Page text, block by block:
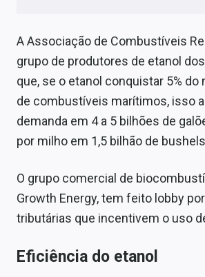
A Associação de Combustíveis
grupo de produtores de etanol
que, se o etanol conquistar 5% do
de combustíveis marítimos, isso
demanda em 4 a 5 bilhões de
por milho em 1,5 bilhão de
O grupo comercial de
Growth Energy, tem feito lobby
tributárias que incentivem o uso
Eficiência do etanol